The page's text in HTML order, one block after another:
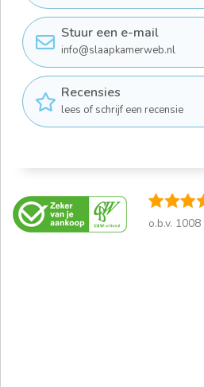
Stuur een e-mail
info@slaapkamerweb.nl
Recensies
lees of schrijf een recensie
o.b.v. 1008